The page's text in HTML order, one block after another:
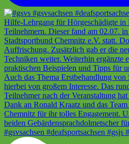
#gsvsachsen #deafsportsachsen #gsjs